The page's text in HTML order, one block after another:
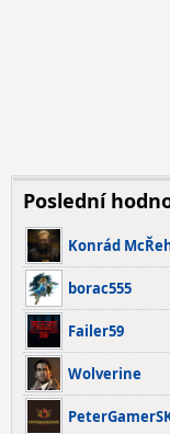
Poslední
Konrád
borac555
Failer59
Wolverine